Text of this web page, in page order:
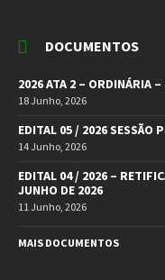
DOCUMENTOS
2026 ATA 2 – ORDINÁRIA
18 Junho, 2026
EDITAL 05 / 2026 SESSÃO
14 Junho, 2026
EDITAL 04 / 2026 –
JUNHO DE 2026
11 Junho, 2026
MAIS DOCUMENTOS